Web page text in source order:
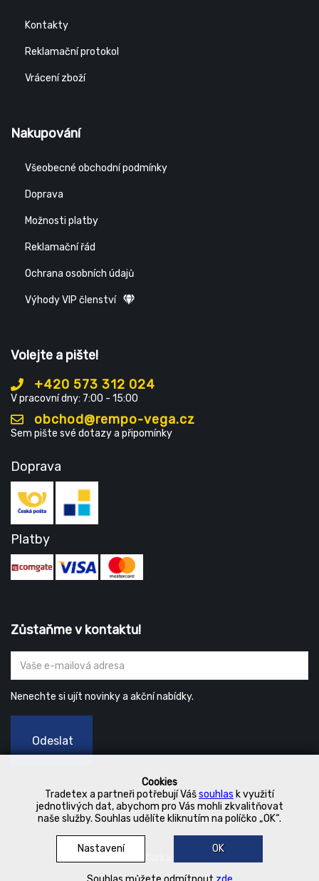
Cookies
Tradetex a partneři potřebují Vášsouhlas k využití
jednotlivých dat, abychom pro Vás mohli zkvalitňovat
naše služby. Souhlas udělíte kliknutím na políčko „OK“.
Nastavení OK
Kontakty
Reklamační protokol
Vrácení zboží
Nakupování
Všeobecné obchodní podmínky
Doprava
Možnosti platby
Reklamační řád
Ochrana osobních údajů
Výhody VIP členství
Volejte a pište!
+420 573 312 024
V pracovní dny: 7:00 - 15:00
obchod@rempo-vega.cz
Sem pište své dotazy a připomínky
Doprava
Platby
Zůstaňme v kontaktu!
Nenechte si ujít novinky a akční nabídky.
Odeslat